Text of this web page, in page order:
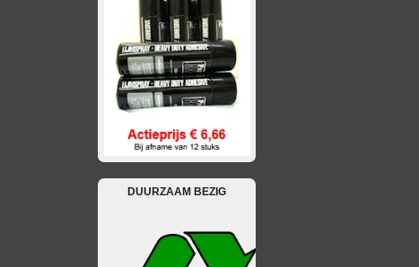
DUURZAAM BEZIG